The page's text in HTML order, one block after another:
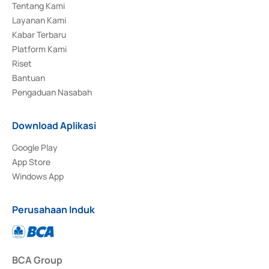
Tentang Kami
Layanan Kami
Kabar Terbaru
Platform Kami
Riset
Bantuan
Pengaduan Nasabah
Download Aplikasi
Google Play
App Store
Windows App
Perusahaan Induk
BCA Group